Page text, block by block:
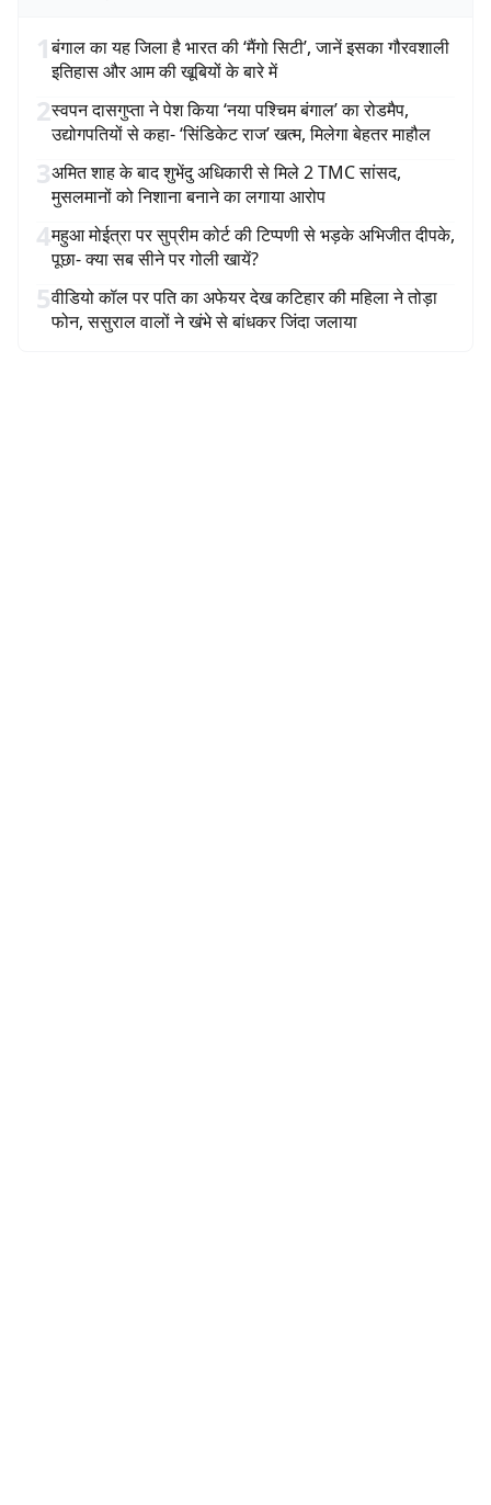
1बंगाल का यह जिला है भारत की ‘मैंगो सिटी’, जानें इसका गौरवशाली
इतिहास और आम की खूबियों के बारे में
2स्वपन दासगुप्ता ने पेश किया ‘नया पश्चिम बंगाल’ का रोडमैप,
उद्योगपतियों से कहा- ‘सिंडिकेट राज’ खत्म, मिलेगा बेहतर माहौल
3अमित शाह के बाद शुभेंदु अधिकारी से मिले 2 TMC सांसद,
मुसलमानों को निशाना बनाने का लगाया आरोप
4महुआ मोईत्रा पर सुप्रीम कोर्ट की टिप्पणी से भड़के अभिजीत दीपके,
पूछा- क्या सब सीने पर गोली खायें?
5वीडियो कॉल पर पति का अफेयर देख कटिहार की महिला ने तोड़ा
फोन, ससुराल वालों ने खंभे से बांधकर जिंदा जलाया